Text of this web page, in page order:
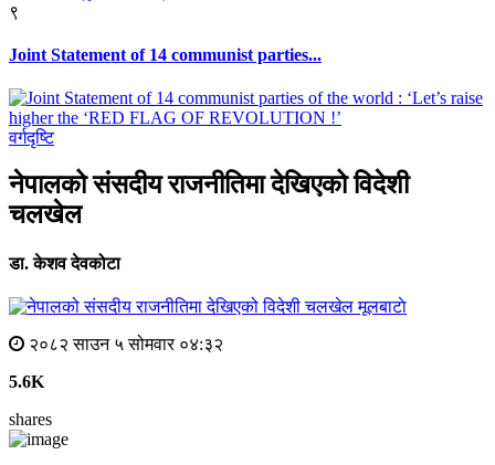
९
Joint Statement of 14 communist parties...
वर्गदृष्टि
नेपालको संसदीय राजनीतिमा देखिएको विदेशी
चलखेल
डा. केशव देवकोटा
मूलबाटाे
२०८२ साउन ५ सोमवार ०४:३२
5.6K
shares